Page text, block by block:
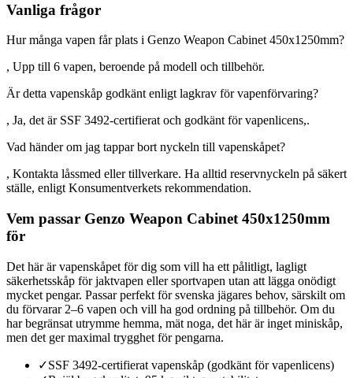
Vanliga frågor
Hur många vapen får plats i Genzo Weapon Cabinet 450x1250mm?
, Upp till 6 vapen, beroende på modell och tillbehör.
Är detta vapenskåp godkänt enligt lagkrav för vapenförvaring?
, Ja, det är SSF 3492-certifierat och godkänt för vapenlicens,.
Vad händer om jag tappar bort nyckeln till vapenskåpet?
, Kontakta låssmed eller tillverkare. Ha alltid reservnyckeln på säkert
ställe, enligt Konsumentverkets rekommendation.
Vem passar Genzo Weapon Cabinet 450x1250mm
för
Det här är vapenskåpet för dig som vill ha ett pålitligt, lagligt
säkerhetsskåp för jaktvapen eller sportvapen utan att lägga onödigt
mycket pengar. Passar perfekt för svenska jägares behov, särskilt om
du förvarar 2–6 vapen och vill ha god ordning på tillbehör. Om du
har begränsat utrymme hemma, mät noga, det här är inget miniskåp,
men det ger maximal trygghet för pengarna.
✓SSF 3492-certifierat vapenskåp (godkänt för vapenlicens)